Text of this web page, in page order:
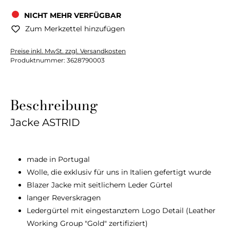
NICHT MEHR VERFÜGBAR
Zum Merkzettel hinzufügen
Preise inkl. MwSt. zzgl. Versandkosten
Produktnummer: 3628790003
Beschreibung
Jacke ASTRID
made in Portugal
Wolle, die exklusiv für uns in Italien gefertigt wurde
Blazer Jacke mit seitlichem Leder Gürtel
langer Reverskragen
Ledergürtel mit eingestanztem Logo Detail (Leather
Working Group "Gold" zertifiziert)